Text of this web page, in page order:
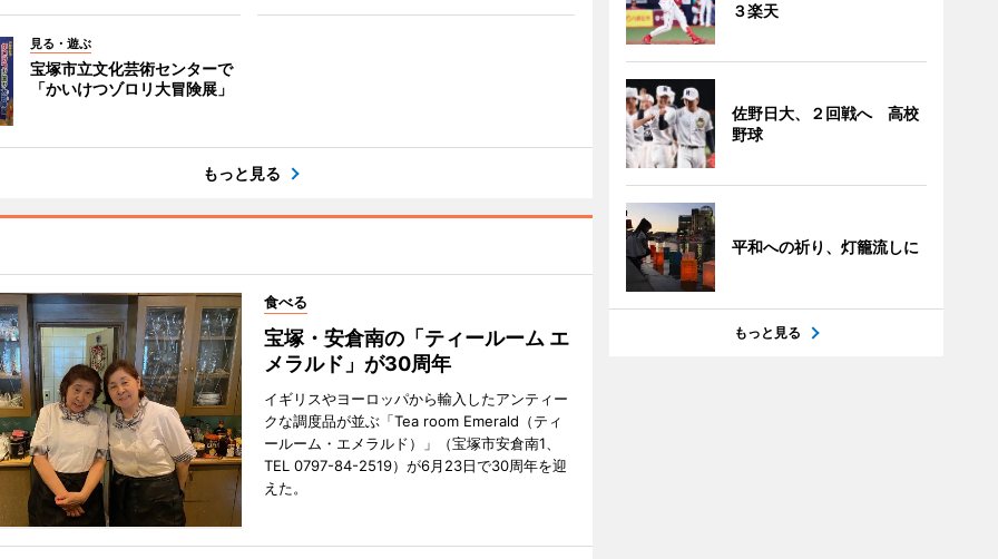
見る・遊ぶ
宝塚市立文化芸術センターで
「かいけつゾロリ大冒険展」
もっと見る
食べる
宝塚・安倉南の「ティールーム エ
メラルド」が30周年
イギリスやヨーロッパから輸入したアンティー
クな調度品が並ぶ「Tea room Emerald（ティ
ールーム・エメラルド）」（宝塚市安倉南1、
TEL 0797-84-2519）が6月23日で30周年を迎
えた。
３楽天
佐野日大、２回戦へ 高校
野球
平和への祈り、灯籠流しに
もっと見る